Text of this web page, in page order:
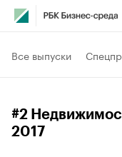
Все выпуски
#2
2017